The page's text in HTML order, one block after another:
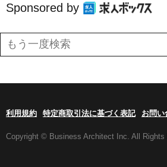
Sponsored by
利用規約 特定商取引法に基づく表記 お問い
Copyright © Business Architect Inc. All Rights